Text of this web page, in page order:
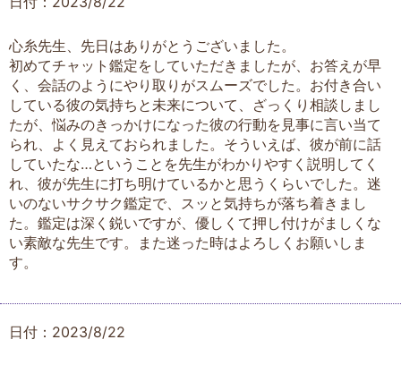
心糸先生、先日はありがとうございました。
初めてチャット鑑定をしていただきましたが、お答えが早
く、会話のようにやり取りがスムーズでした。お付き合い
している彼の気持ちと未来について、ざっくり相談しまし
たが、悩みのきっかけになった彼の行動を見事に言い当て
られ、よく見えておられました。そういえば、彼が前に話
していたな…ということを先生がわかりやすく説明してく
れ、彼が先生に打ち明けているかと思うくらいでした。迷
いのないサクサク鑑定で、スッと気持ちが落ち着きまし
た。鑑定は深く鋭いですが、優しくて押し付けがましくな
い素敵な先生です。また迷った時はよろしくお願いしま
す。
日付：2023/8/22